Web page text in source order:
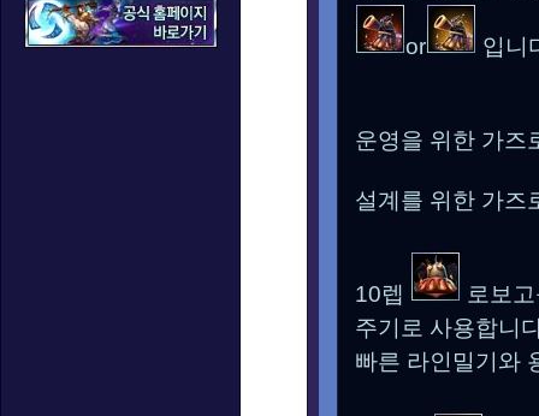
or 입니
운영을 위한 가즈
설계를 위한 가즈
10렙
로보
주기로 사용합니
빠른 라인밀기와